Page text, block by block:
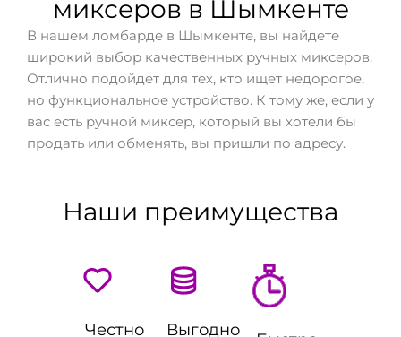
миксеров в Шымкенте
В нашем ломбарде в Шымкенте, вы найдете
широкий выбор качественных ручных миксеров.
Отлично подойдет для тех, кто ищет недорогое,
но функциональное устройство. К тому же, если у
вас есть ручной миксер, который вы хотели бы
продать или обменять, вы пришли по адресу.
Наши преимущества
Честно
Выгодно